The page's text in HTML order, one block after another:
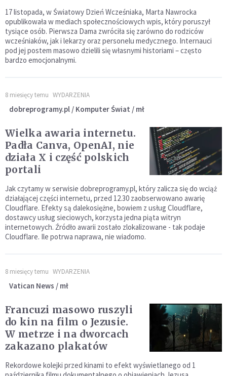
17 listopada, w Światowy Dzień Wcześniaka, Marta Nawrocka
opublikowała w mediach społecznościowych wpis, który poruszył
tysiące osób. Pierwsza Dama zwróciła się zarówno do rodziców
wcześniaków, jak i lekarzy oraz personelu medycznego. Internauci
pod jej postem masowo dzielili się własnymi historiami – często
bardzo emocjonalnymi.
8 miesięcy temu WYDARZENIA
dobreprogramy.pl / Komputer Świat / mł
Wielka awaria internetu.
Padła Canva, OpenAI, nie
działa X i część polskich
portali
Jak czytamy w serwisie dobreprogramy.pl, który zalicza się do wciąż
działającej części internetu, przed 12.30 zaobserwowano awarię
Cloudflare. Efekty są dalekosiężne, bowiem z usług Cloudflare,
dostawcy usług sieciowych, korzysta jedna piąta witryn
internetowych. Źródło awarii zostało zlokalizowane - tak podaje
Cloudflare. Ile potrwa naprawa, nie wiadomo.
8 miesięcy temu WYDARZENIA
Vatican News / mł
Francuzi masowo ruszyli
do kin na film o Jezusie.
W metrze i na dworcach
zakazano plakatów
Rekordowe kolejki przed kinami to efekt wyświetlanego od 1